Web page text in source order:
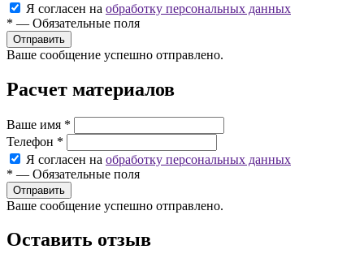
Я согласен на обработку персональных данных
* — Обязательные поля
Ваше сообщение успешно отправлено.
Расчет материалов
Ваше имя *
Телефон *
Я согласен на обработку персональных данных
* — Обязательные поля
Ваше сообщение успешно отправлено.
Оставить отзыв